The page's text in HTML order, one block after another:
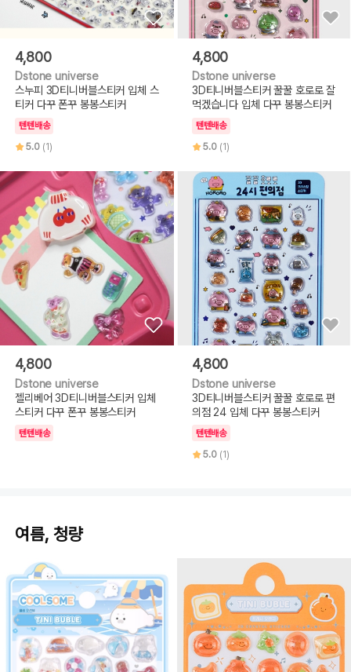
4,800
Dstone universe
스누피 3D티니버블스티커 입체 스
티커 다꾸 폰꾸 봉봉스티커
텐텐배송
5.0 (1)
4,800
Dstone universe
3D티니버블스티커 꿀꿀 호로로 잘
먹겠습니다 입체 다꾸 봉봉스티커
텐텐배송
5.0 (1)
4,800
Dstone universe
젤리베어 3D티니버블스티커 입체
스티커 다꾸 폰꾸 봉봉스티커
텐텐배송
4,800
Dstone universe
3D티니버블스티커 꿀꿀 호로로 편
의점 24 입체 다꾸 봉봉스티커
텐텐배송
5.0 (1)
여름, 청량